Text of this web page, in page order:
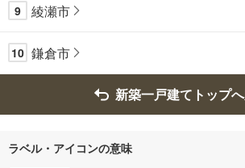
9 綾瀬市
10 鎌倉市
新築一戸建てトップ
ラベル・アイコンの意味